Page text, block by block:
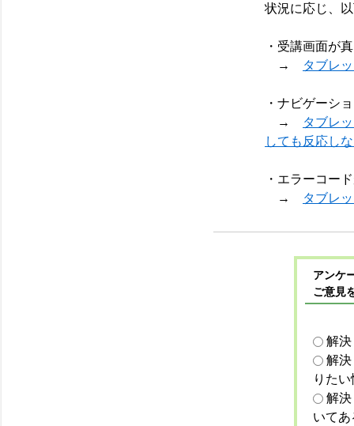
状況に応じ、
・受講画面が
→
タブレ
・ナビゲーシ
→
タブレ
しても反応し
・エラーコー
→
タブレ
アンケ
ご意見
解
解
りた
解
いて